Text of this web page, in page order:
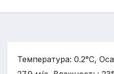
Температура: 0.2°C,